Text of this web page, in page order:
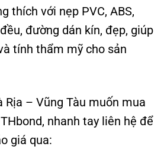
thích với nẹp PVC, ABS,
đường dán kín, đẹp, giúp
tính thẩm mỹ cho sản
Rịa – Vũng Tàu muốn mua
nhanh tay liên hệ để
giá qua: